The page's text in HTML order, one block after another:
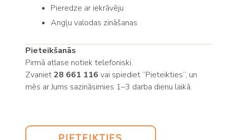
Pieredze ar iekrāvēju
Angļu valodas zināšanas
Pieteikšanās
Pirmā atlase notiek telefoniski.
Zvaniet28 661 116 vai spiediet “Pieteikties”, un
mēs ar Jums sazināsimies 1–3 darba dienu laikā.